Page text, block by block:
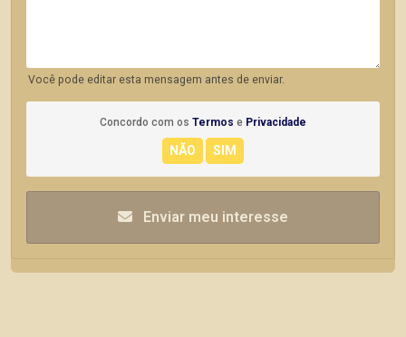
Você pode editar esta mensagem antes de enviar.
Concordo com os Termos e Privacidade
Enviar meu interesse